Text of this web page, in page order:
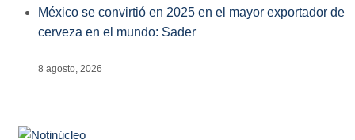
México se convirtió en 2025 en el mayor exportador de
cerveza en el mundo: Sader
8 agosto, 2026